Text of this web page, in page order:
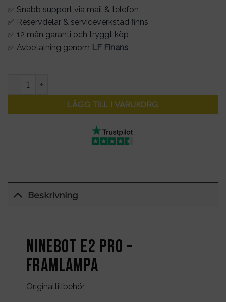
✅ Snabb support via mail & telefon
✅ Reservdelar & serviceverkstad finns
✅ 12 mån garanti och tryggt köp
✅ Avbetalning genom LF Finans
Ninebot E2 PRO - Framlampa mängd
LÄGG TILL I VARUKORG
Beskrivning
Ninebot E2 PRO –
Framlampa
Originaltillbehör